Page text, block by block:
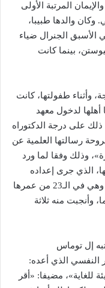
المرتبة الأولى
وكان والدها طبيبا،
الأسبق الجنرال ضياء
بينما كانت
وأثناء طفولتها، كانت
لدخول معهد
على درجة الدكتوراه
رسالتها العلمية عن
وذلك وفقا لما ورد
الذي جرى إعداده
بصدد محاكمتها. وبعد فترة قصيرة، تزوجت وهي في الـ23 من عمرها
وأنجبت منه ثلاثة
إل توماس
الذي أعده:
للغاية»، مضيفا: «أقر